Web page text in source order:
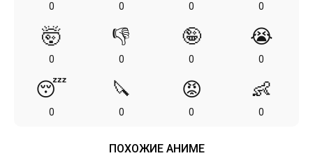
0 0 0 0
🤯
0
👎
0
🤪
0
😭
0
😴
0
🔪
0
😡
0
👶
0
ПОХОЖИЕ АНИМЕ